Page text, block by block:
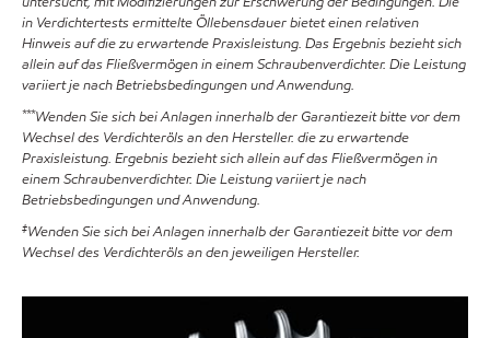
in Verdichtertests ermittelte Öllebensdauer bietet einen relativen
Hinweis auf die zu erwartende Praxisleistung. Das Ergebnis bezieht sich
allein auf das Fließvermögen in einem Schraubenverdichter. Die Leistung
variiert je nach Betriebsbedingungen und Anwendung.
***Wenden Sie sich bei Anlagen innerhalb der Garantiezeit bitte vor dem
Wechsel des Verdichteröls an den Hersteller. die zu erwartende
Praxisleistung. Ergebnis bezieht sich allein auf das Fließvermögen in
einem Schraubenverdichter. Die Leistung variiert je nach
Betriebsbedingungen und Anwendung.
‡Wenden Sie sich bei Anlagen innerhalb der Garantiezeit bitte vor dem
Wechsel des Verdichteröls an den jeweiligen Hersteller.